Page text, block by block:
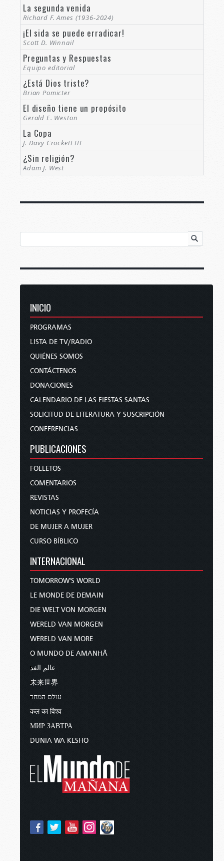
La segunda venida
Richard F. Ames (1936-2024)
¡El sida se puede erradicar!
Scott D. Winnail
Preguntas y Respuestas
Equipo editorial
¿Está Dios triste?
Brian Pomicter
El diseño tiene un propósito
Gerald E. Weston
La Copa
J. Davy Crockett III
¿Sin religión?
Adam J. West
INICIO
PROGRAMAS
LISTA DE TV/RADIO
QUIÉNES SOMOS
CONTÁCTENOS
DONACIONES
CALENDARIO DE LAS FIESTAS SANTAS
SOLICITUD DE LITERATURA Y SUSCRIPCIÓN
CONFERENCIAS
PUBLICACIONES
FOLLETOS
COMENTARIOS
REVISTAS
NOTICIAS Y PROFECÍA
DE MUJER A MUJER
CURSO BÍBLICO
INTERNACIONAL
TOMORROW'S WORLD
LE MONDE DE DEMAIN
DIE WELT VON MORGEN
WERELD VAN MORGEN
WERELD VAN MORE
O MUNDO DE AMANHÃ
عالم الغد
未来世界
עולם המחר
कल का विश्व
МИР ЗАВТРА
DUNIA WA KESHO